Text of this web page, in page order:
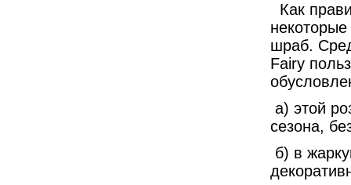
Как
шраб.
Fairy
а) этой
сезона,
б) в